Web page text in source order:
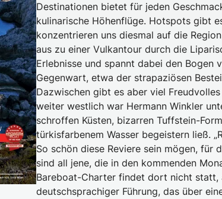
Destinationen bietet für jeden
kulinarische Höhenflüge. Hotspots gibt
konzentrieren uns diesmal auf die
aus zu einer Vulkantour durch die
Erlebnisse und spannt dabei den Bogen
Gegenwart, etwa der strapaziösen
Dazwischen gibt es aber viel Freudvolles
weiter westlich war Hermann Winkler
schroffen Küsten, bizarren Tuffstein-
türkisfarbenem Wasser begeistern ließ.
So schön diese Reviere sein mögen, für
sind all jene, die in den kommenden
Bareboat-Charter findet dort nicht statt,
deutschsprachiger Führung, das über